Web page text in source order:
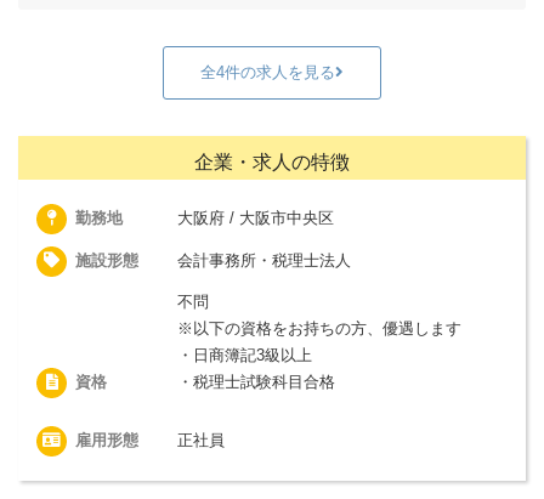
全4件の求人を見る
企業・求人の特徴
勤務地 大阪府 / 大阪市中央区
施設形態 会計事務所・税理士法人
資格
不問
※以下の資格をお持ちの方、優遇します
・日商簿記3級以上
・税理士試験科目合格
雇用形態 正社員